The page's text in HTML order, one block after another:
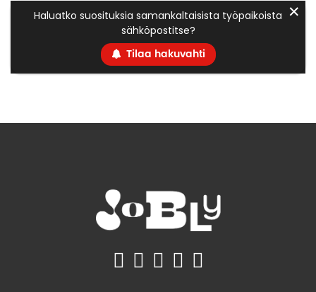
Haluatko suosituksia samankaltaisista työpaikoista
sähköpostitse?
Tilaa hakuvahti
✕